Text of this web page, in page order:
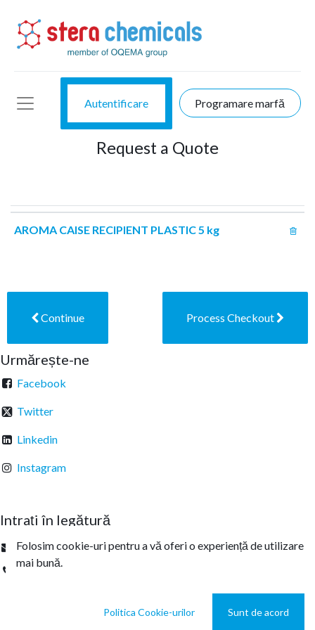
Autentificare Programare marfă
Request a Quote
AROMA CAISE RECIPIENT PLASTIC 5 kg
Continue Process Checkout
Urmărește-ne
Facebook
Twitter
Linkedin
Instagram
Intrați în legătură
office@sterachemicals.ro
+40 21 457 03 22
Folosim cookie-uri pentru a vă oferi o experiență de utilizare
mai bună.
Politica Cookie-urilor Sunt de acord